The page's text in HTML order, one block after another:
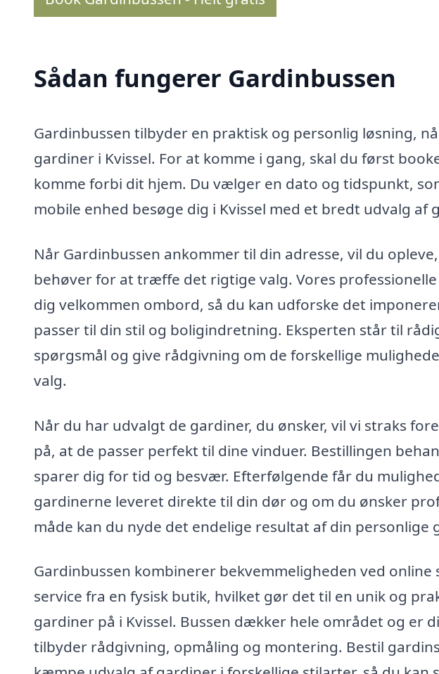
Sådan fungerer Gardinbussen
Gardinbussen tilbyder en praktisk og personlig løsning,
gardiner i Kvissel. For at komme i gang, skal du først
komme forbi dit hjem. Du vælger en dato og tidspunkt,
mobile enhed besøge dig i Kvissel med et bredt udvalg af
Når Gardinbussen ankommer til din adresse, vil du
behøver for at træffe det rigtige valg. Vores
dig velkommen ombord, så du kan udforske det
passer til din stil og boligindretning. Eksperten står til
spørgsmål og give rådgivning om de forskellige
valg.
Når du har udvalgt de gardiner, du ønsker, vil vi straks
på, at de passer perfekt til dine vinduer. Bestillingen
sparer dig for tid og besvær. Efterfølgende får du
gardinerne leveret direkte til din dør og om du ønsker
måde kan du nyde det endelige resultat af din personlige
Gardinbussen kombinerer bekvemmeligheden ved
service fra en fysisk butik, hvilket gør det til en unik og
gardiner på i Kvissel. Bussen dækker hele området og er
tilbyder rådgivning, opmåling og montering. Bestil